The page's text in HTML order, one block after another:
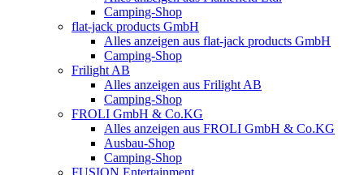
Camping-Shop
flat-jack products GmbH
Alles anzeigen aus flat-jack products GmbH
Camping-Shop
Frilight AB
Alles anzeigen aus Frilight AB
Camping-Shop
FROLI GmbH & Co.KG
Alles anzeigen aus FROLI GmbH & Co.KG
Ausbau-Shop
Camping-Shop
FUSION Entertainment